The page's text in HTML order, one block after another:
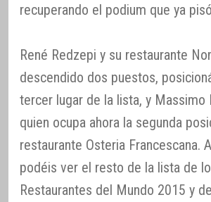
recuperando el podium que ya
René Redzepi y su restaurante
descendido dos puestos,
tercer lugar de la lista, y Massimo
quien ocupa ahora la segunda
restaurante Osteria Francescana.
podéis ver el resto de la lista de
Restaurantes del Mundo 2015 y